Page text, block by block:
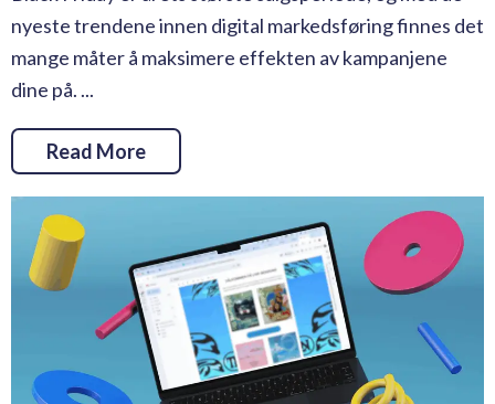
nyeste trendene innen digital markedsføring finnes det
mange måter å maksimere effekten av kampanjene
dine på. ...
Read More